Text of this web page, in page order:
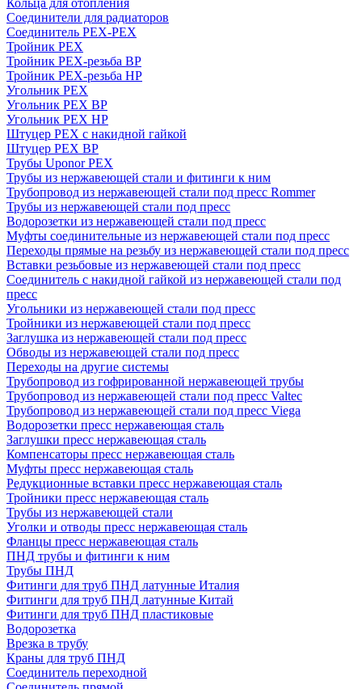
Соединители для радиаторов
Соединитель PEX-PEX
Тройник PEX
Тройник PEX-резьба ВР
Тройник PEX-резьба НР
Угольник PEX
Угольник PEX ВР
Угольник PEX НР
Штуцер PEX c накидной гайкой
Штуцер PEX ВР
Трубы Uponor PEX
Трубы из нержавеющей стали и фитинги к ним
Трубопровод из нержавеющей стали под пресс Rommer
Трубы из нержавеющей стали под пресс
Водорозетки из нержавеющей стали под пресс
Муфты соединительные из нержавеющей стали под пресс
Переходы прямые на резьбу из нержавеющей стали под пресс
Вставки резьбовые из нержавеющей стали под пресс
Соединитель с накидной гайкой из нержавеющей стали под
пресс
Угольники из нержавеющей стали под пресс
Тройники из нержавеющей стали под пресс
Заглушка из нержавеющей стали под пресс
Обводы из нержавеющей стали под пресс
Переходы на другие системы
Трубопровод из гофрированной нержавеющей трубы
Трубопровод из нержавеющей стали под пресс Valtec
Трубопровод из нержавеющей стали под пресс Viega
Водорозетки пресс нержавеющая сталь
Заглушки пресс нержавеющая сталь
Компенсаторы пресс нержавеющая сталь
Муфты пресс нержавеющая сталь
Редукционные вставки пресс нержавеющая сталь
Тройники пресс нержавеющая сталь
Трубы из нержавеющей стали
Уголки и отводы пресс нержавеющая сталь
Фланцы пресс нержавеющая сталь
ПНД трубы и фитинги к ним
Трубы ПНД
Фитинги для труб ПНД латунные Италия
Фитинги для труб ПНД латунные Китай
Фитинги для труб ПНД пластиковые
Водорозетка
Врезка в трубу
Краны для труб ПНД
Соединитель переходной